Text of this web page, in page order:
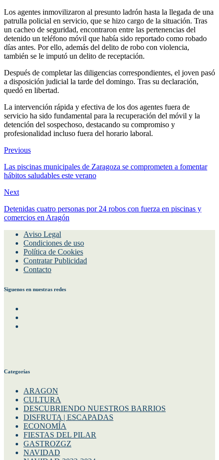
Los agentes inmovilizaron al presunto ladrón hasta la llegada de una
patrulla policial en servicio, que se hizo cargo de la situación. Tras
un cacheo de seguridad, encontraron entre las pertenencias del
detenido un teléfono móvil que había sido reportado como robado
días antes. Por ello, además del delito de robo con violencia,
también se le imputó un delito de receptación.
Después de completar las diligencias correspondientes, el joven pasó
a disposición judicial la tarde del domingo. Tras su declaración,
quedó en libertad.
La intervención rápida y efectiva de los dos agentes fuera de
servicio ha sido fundamental para la recuperación del móvil y la
detención del sospechoso, destacando su compromiso y
profesionalidad incluso fuera del horario laboral.
Previous
Las piscinas municipales de Zaragoza se comprometen a fomentar
hábitos saludables este verano
Next
Detenidas cuatro personas por 24 robos con fuerza en piscinas y
comercios en Aragón
Aviso Legal
Condiciones de uso
Política de Cookies
Contratar Publicidad
Contacto
Siguenos en nuestras redes
Categorías
ARAGON
CULTURA
DESCUBRIENDO NUESTROS BARRIOS
DISFRUTA | ESCAPADAS
ECONOMÍA
FIESTAS DEL PILAR
GASTROZGZ
NAVIDAD